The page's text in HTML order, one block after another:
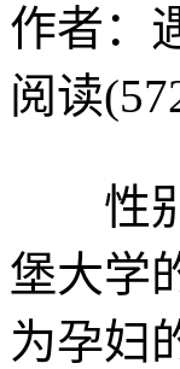
作者：
阅读
性别
堡大学
为孕妇